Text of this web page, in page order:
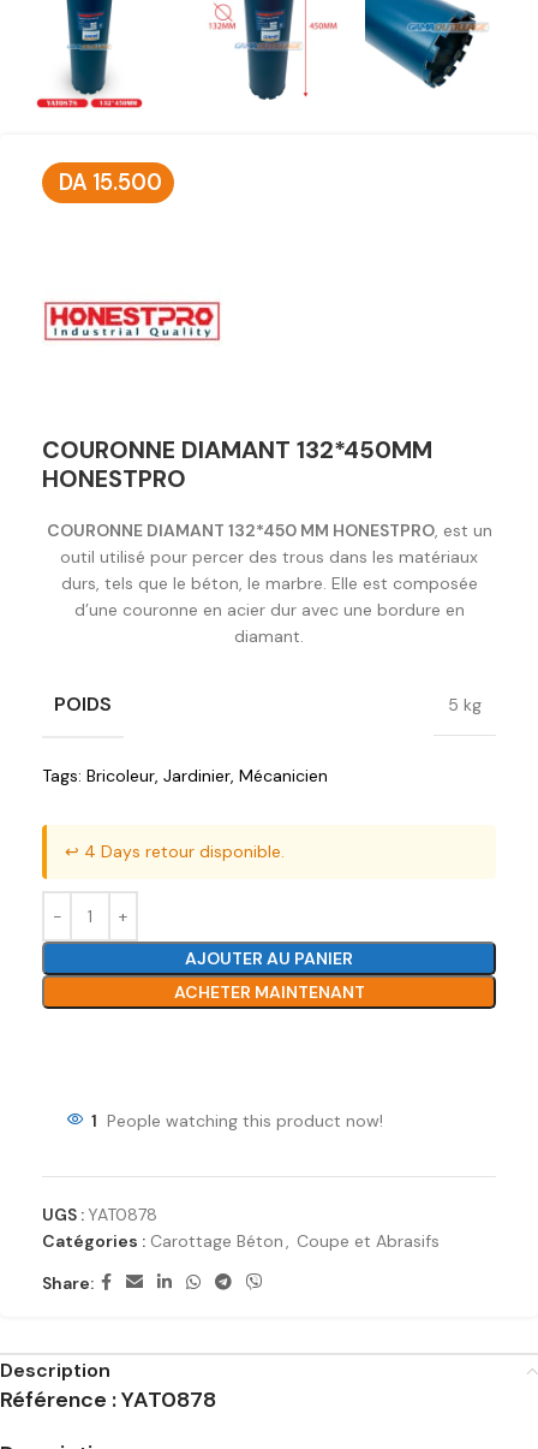
DA 15.500
COURONNE DIAMANT 132*450MM
HONESTPRO
COURONNE DIAMANT 132*450 MM HONESTPRO, est un
outil utilisé pour percer des trous dans les matériaux
durs, tels que le béton, le marbre. Elle est composée
d’une couronne en acier dur avec une bordure en
diamant.
POIDS 5 kg
Tags: Bricoleur, Jardinier, Mécanicien
↩️ 4 Days retour disponible.
AJOUTER AU PANIER
ACHETER MAINTENANT
1 People watching this product now!
UGS : YAT0878
Catégories : Carottage Béton, Coupe et Abrasifs
Share:
Description
Référence : YAT0878